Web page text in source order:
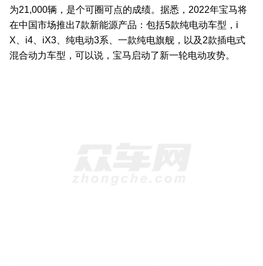
为21,000辆，是个可圈可点的成绩。据悉，2022年宝马将
在中国市场推出7款新能源产品：包括5款纯电动车型，i
X、i4、iX3、纯电动3系、一款纯电旗舰，以及2款插电式
混合动力车型，可以说，宝马启动了新一轮电动攻势。